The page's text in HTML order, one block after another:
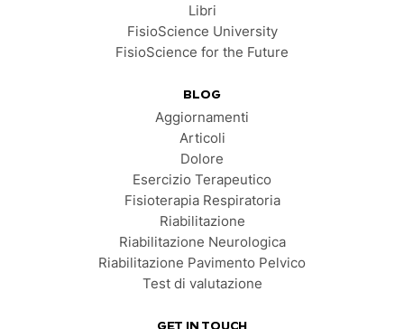
Libri
FisioScience University
FisioScience for the Future
BLOG
Aggiornamenti
Articoli
Dolore
Esercizio Terapeutico
Fisioterapia Respiratoria
Riabilitazione
Riabilitazione Neurologica
Riabilitazione Pavimento Pelvico
Test di valutazione
GET IN TOUCH